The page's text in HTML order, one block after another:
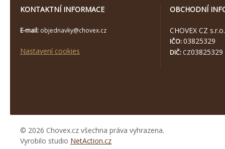
KONTAKTNÍ INFORMACE
E-mail: objednavky@chovex.cz
Nastavení cookies
OBCHODNÍ
CHOVEX CZ s.r.o.
IČO:03825329
DIČ: CZ03825329
© 2026 Chovex.cz všechna práva vyhrazena.
Vyrobilo studio NetAction.cz